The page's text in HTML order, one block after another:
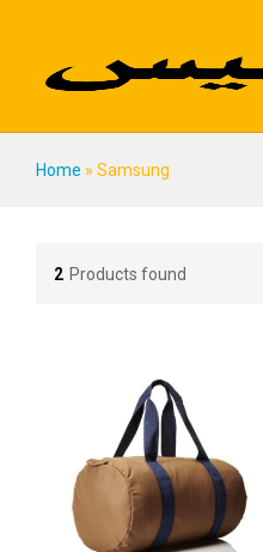
Home » Samsung
2 Products found